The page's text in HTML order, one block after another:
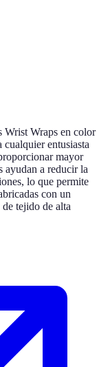
Wrist Wraps en color
cualquier entusiasta
mayor
ayudan a reducir la
lo que permite
con un
tejido de alta